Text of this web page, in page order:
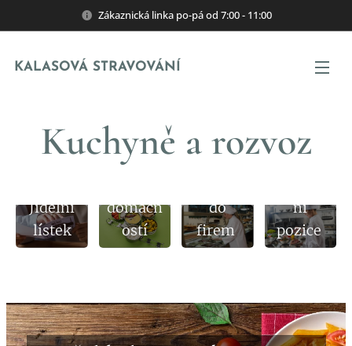
Zákaznická linka po-pá od 7:00 - 11:00
KALASOVÁ STRAVOVÁNÍ
Kuchyně a rozvoz
Jídelní
lístek
Rozvoz
domácn
ostí
do
firem
ní
pozice